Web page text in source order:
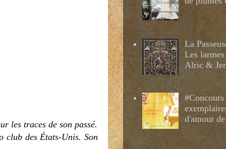
les traces de son passé.
club des États-Unis. Son
La
Les
Alric &
d'amour